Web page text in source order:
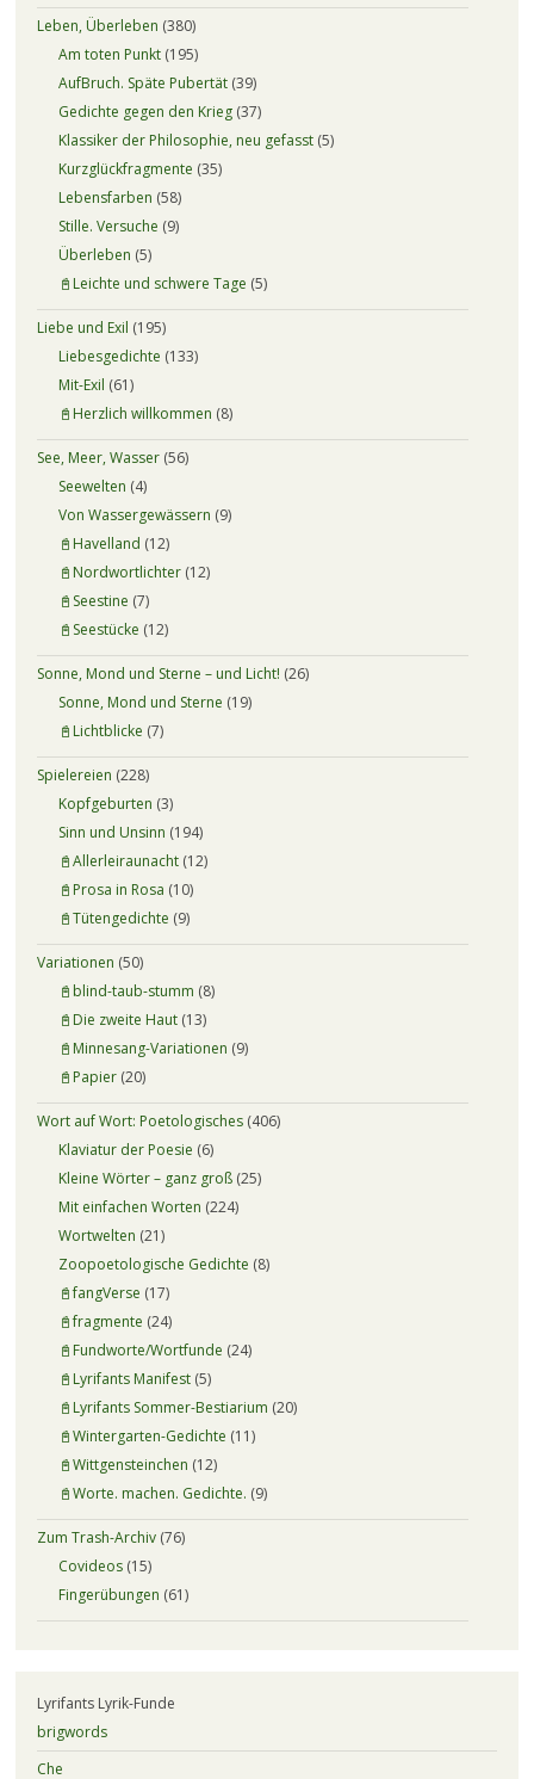
Leben, Überleben (380)
Am toten Punkt(195)
AufBruch. Späte Pubertät(39)
Gedichte gegen den Krieg(37)
Klassiker der Philosophie, neu gefasst(5)
Kurzglückfragmente (35)
Lebensfarben (58)
Stille. Versuche (9)
Überleben (5)
📓Leichte und schwere Tage (5)
Liebe und Exil (195)
Liebesgedichte (133)
Mit-Exil (61)
📓Herzlich willkommen (8)
See, Meer, Wasser(56)
Seewelten (4)
Von Wassergewässern (9)
📓Havelland (12)
📓Nordwortlichter(12)
📓Seestine (7)
📓Seestücke (12)
Sonne, Mond und Sterne – und Licht! (26)
Sonne, Mond und Sterne (19)
📓Lichtblicke (7)
Spielereien (228)
Kopfgeburten (3)
Sinn und Unsinn (194)
📓Allerleiraunacht(12)
📓Prosa in Rosa (10)
📓Tütengedichte (9)
Variationen (50)
📓blind-taub-stumm (8)
📓Die zweite Haut(13)
📓Minnesang-Variationen (9)
📓Papier(20)
Wort auf Wort: Poetologisches(406)
Klaviatur der Poesie (6)
Kleine Wörter – ganz groß(25)
Mit einfachen Worten (224)
Wortwelten (21)
Zoopoetologische Gedichte (8)
📓fangVerse (17)
📓fragmente (24)
📓Fundworte/Wortfunde (24)
📓Lyrifants Manifest(5)
📓Lyrifants Sommer-Bestiarium (20)
📓Wintergarten-Gedichte (11)
📓Wittgensteinchen (12)
📓Worte. machen. Gedichte. (9)
Zum Trash-Archiv(76)
Covideos(15)
Fingerübungen (61)
Lyrifants Lyrik-Funde
brigwords
Che